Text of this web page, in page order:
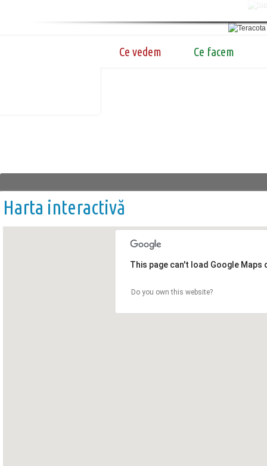
Ce vedem Ce facem
Harta interactivă
This page can't load Google Maps
Do you own this website?